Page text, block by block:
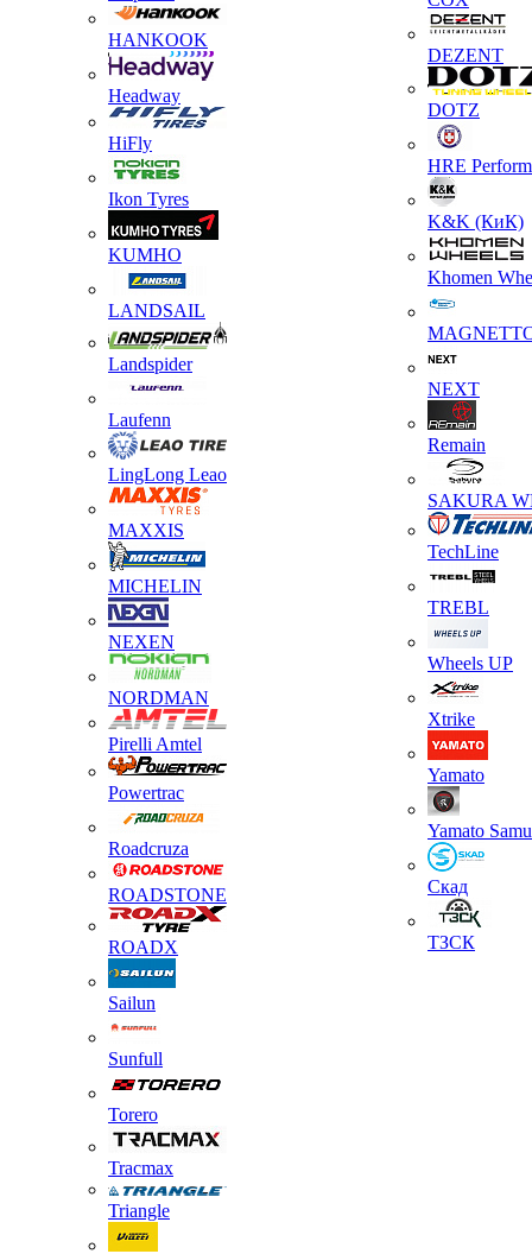
HANKOOK
Headway
HiFly
Ikon Tyres
KUMHO
LANDSAIL
Landspider
Laufenn
LingLong Leao
MAXXIS
MICHELIN
NEXEN
NORDMAN
Pirelli Amtel
Powertrac
Roadcruza
ROADSTONE
ROADX
Sailun
Sunfull
Torero
Tracmax
Triangle
DEZENT
DOTZ
HRE
K&K (КиК)
Khomen
NEXT
Remain
SAKURA
TechLine
TREBL
Wheels UP
Xtrike
Yamato
Yamato
Скад
ТЗСК